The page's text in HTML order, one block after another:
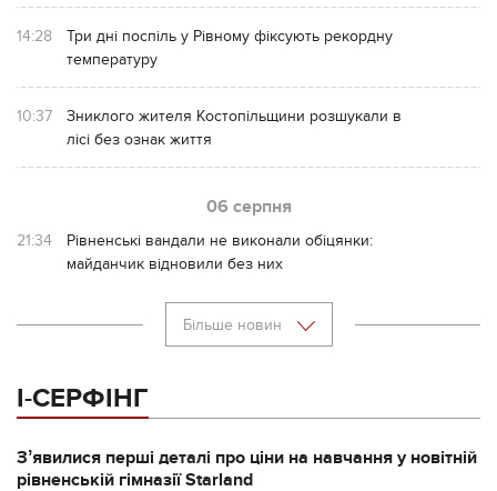
14:28
Три дні поспіль у Рівному фіксують рекордну
температуру
10:37
Зниклого жителя Костопільщини розшукали в
лісі без ознак життя
06 серпня
21:34
Рівненські вандали не виконали обіцянки:
майданчик відновили без них
Більше новин
І-СЕРФІНГ
Зʼявилися перші деталі про ціни на навчання у новітній
рівненській гімназії Starland